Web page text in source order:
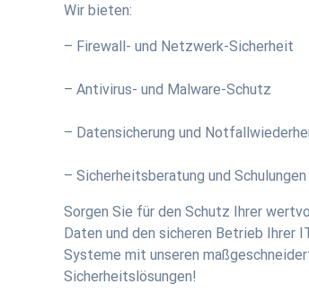
Wir bieten:
– Firewall- und Netzwerk-Sicherheit
– Antivirus- und Malware-Schutz
– Datensicherung und
– Sicherheitsberatung und Schulungen
Sorgen Sie für den Schutz Ihrer
Daten und den sicheren Betrieb Ihrer
Systeme mit unseren
Sicherheitslösungen!